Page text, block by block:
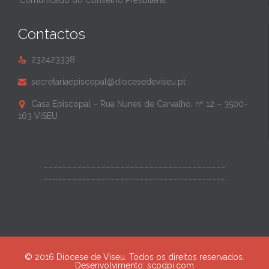
Contactos
 232423338
 secretariaepiscopal@diocesedeviseu.pt

Casa Episcopal – Rua Nunes de Carvalho, nº 12 – 3500-
163 VISEU
© 2016 Diocese de Viseu. Todos os direitos reservados.
Desenvolvimento: scpdpi.com